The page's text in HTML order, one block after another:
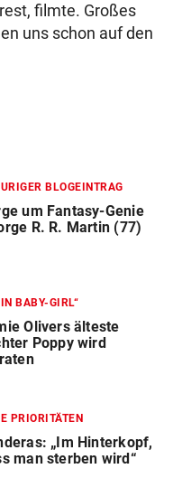
filmte. Großes
uns schon auf den
BLOGEINTRAG
um Fantasy-Genie
R. R. Martin (77)
BABY-GIRL“
Olivers älteste
Poppy wird
PRIORITÄTEN
„Im Hinterkopf,
man sterben wird“